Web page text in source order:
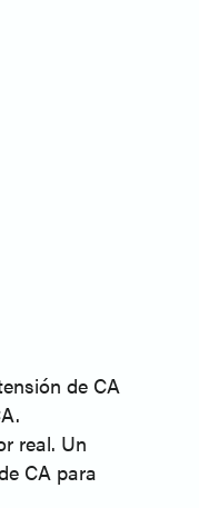
de CA
real. Un
CA para